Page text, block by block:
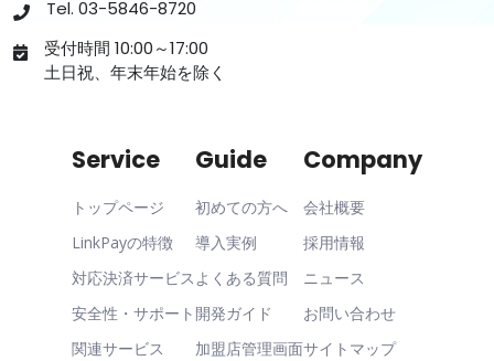
Tel. 03-5846-8720
受付時間 10:00～17:00
土日祝、年末年始を除く
Service
トップページ
LinkPayの特徴
対応決済サービス
安全性・サポート
関連サービス
Guide
初めての方へ
導入実例
よくある質問
開発ガイド
加盟店管理画面
Company
会社概要
採用情報
ニュース
お問い合わせ
サイトマップ